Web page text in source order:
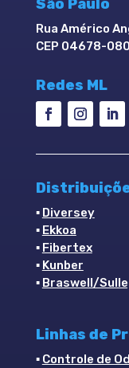
São Paulo
Rua Américo
CEP 04678-
Redes ML
▪ Diversey
▪ Ekkoa
▪ Fibertex
▪ Kunber
▪ Braswell/
Linhas de
▪ Controle de